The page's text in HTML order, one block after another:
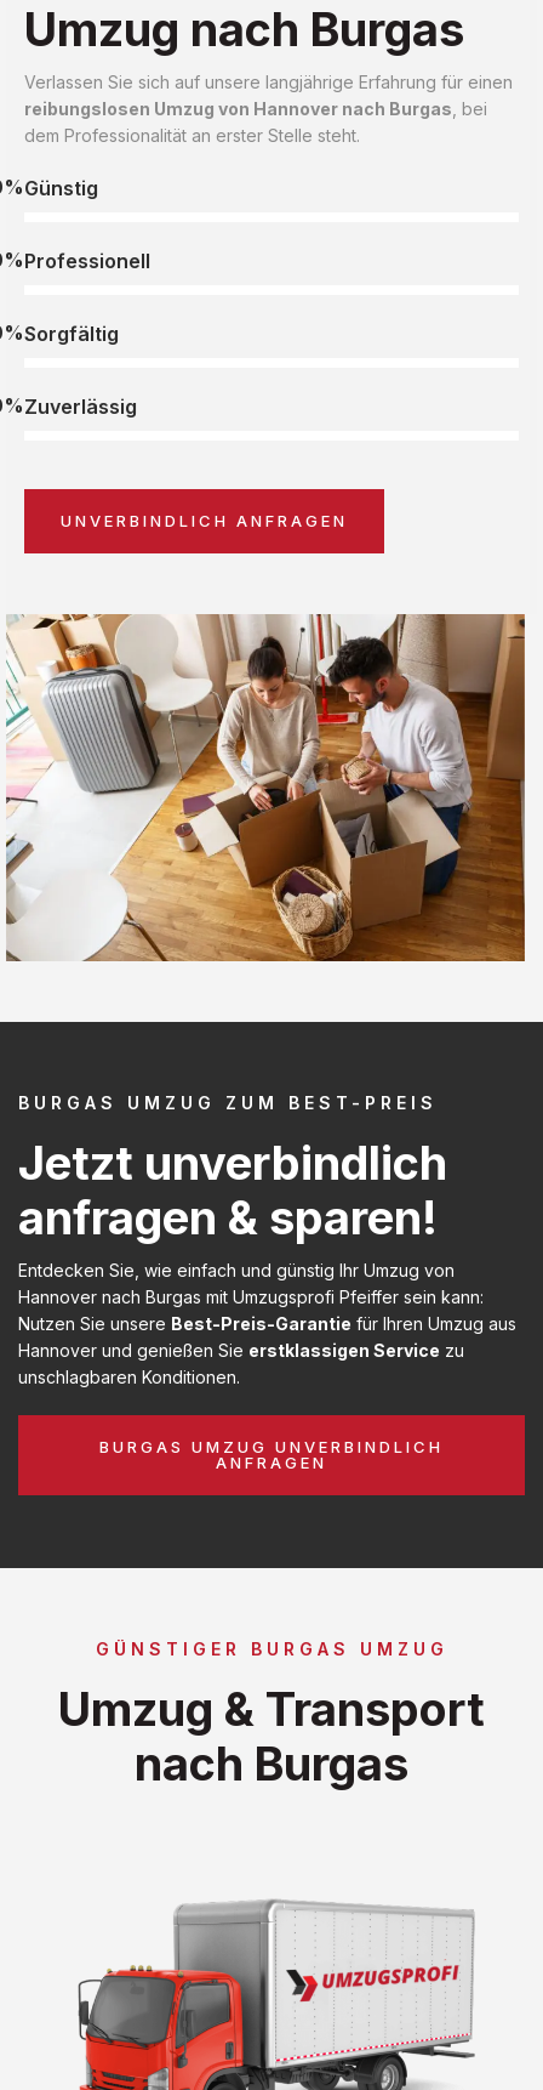
Umzug nach Burgas
Verlassen Sie sich auf unsere langjährige Erfahrung für einen
reibungslosen Umzug von Hannover nach Burgas , bei
dem Professionalität an erster Stelle steht.
Günstig
Professionell
Sorgfältig
Zuverlässig
UNVERBINDLICH ANFRAGEN
BURGAS UMZUG ZUM BEST-PREIS
Jetzt unverbindlich
anfragen & sparen!
Entdecken Sie, wie einfach und günstig Ihr Umzug von
Hannover nach Burgas mit Umzugsprofi Pfeiffer sein kann:
Nutzen Sie unsere Best-Preis-Garantie für Ihren Umzug aus
Hannover und genießen Sie erstklassigen Service zu
unschlagbaren Konditionen.
BURGAS UMZUG UNVERBINDLICH
ANFRAGEN
GÜNSTIGER BURGAS UMZUG
Umzug & Transport
nach Burgas